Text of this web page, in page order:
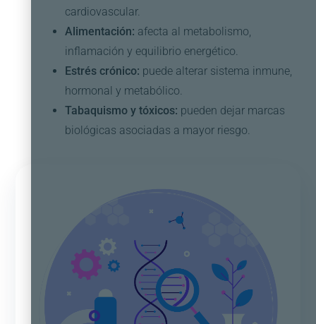
cardiovascular.
Alimentación: afecta al metabolismo,
inflamación y equilibrio energético.
Estrés crónico: puede alterar sistema inmune,
hormonal y metabólico.
Tabaquismo y tóxicos: pueden dejar marcas
biológicas asociadas a mayor riesgo.